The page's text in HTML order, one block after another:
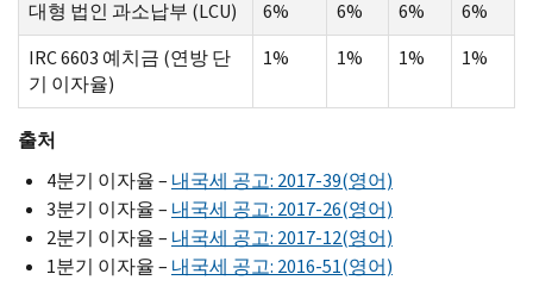
대형 법인 과소납부 (LCU) 6% 6% 6%
6%
IRC 6603 예치금 (연방 단
기 이자율)
1% 1% 1% 1%
출처
4분기 이자율 – 내국세 공고: 2017-39(영어)
3분기 이자율 – 내국세 공고: 2017-26(영어)
2분기 이자율 – 내국세 공고: 2017-12(영어)
1분기 이자율 – 내국세 공고: 2016-51(영어)